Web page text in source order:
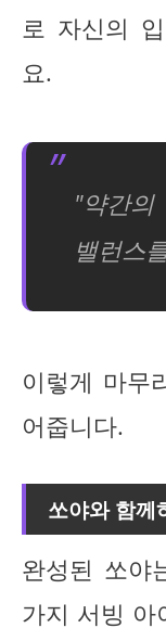
로 자신의
요.
"약간
밸런스
이렇게 마무
어줍니다.
쏘야와 함께
완성된 쏘야
가지 서빙 아